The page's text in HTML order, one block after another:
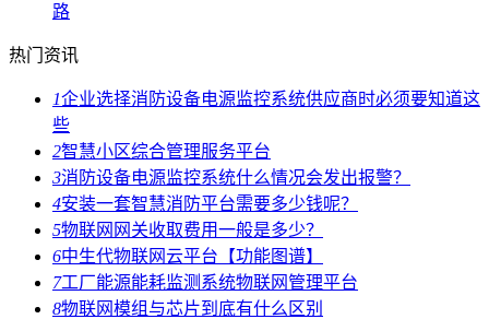
路
热门资讯
1企业选择消防设备电源监控系统供应商时必须要知道这
些
2智慧小区综合管理服务平台
3消防设备电源监控系统什么情况会发出报警？
4安装一套智慧消防平台需要多少钱呢？
5物联网网关收取费用一般是多少？
6中生代物联网云平台【功能图谱】
7工厂能源能耗监测系统物联网管理平台
8物联网模组与芯片到底有什么区别